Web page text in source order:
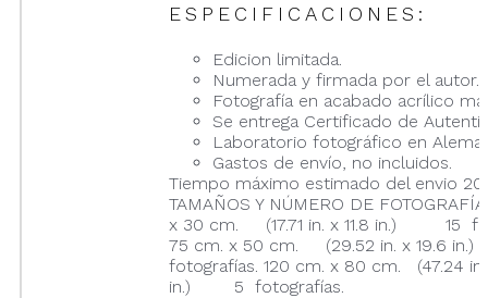
ESPECIFICACIONES:
Edicion limitada.
Numerada y firmada por el autor.
Fotografía en acabado acrílico
Se entrega Certificado de
Laboratorio fotográfico en
Gastos de envío, no incluidos.
Tiempo máximo estimado del envio 20
TAMAÑOS Y NÚMERO DE
x 30 cm. (17.71 in. x 11.8 in.) 15
75 cm. x 50 cm. (29.52 in. x 19.6
fotografías. 120 cm. x 80 cm. (47.24 in.
in.) 5 fotografías.